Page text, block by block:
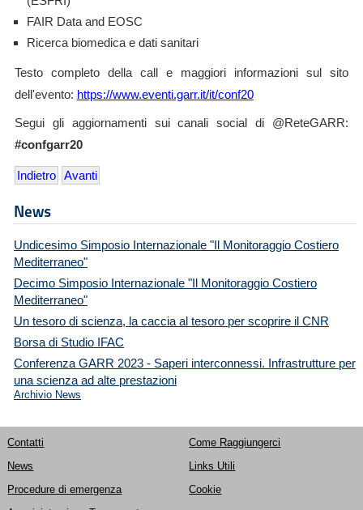
FAIR Data and EOSC
Ricerca biomedica e dati sanitari
Testo completo della call e maggiori informazioni sul sito
dell'evento: https://www.eventi.garr.it/it/conf20
Segui gli aggiornamenti sui canali social di @ReteGARR:
#confgarr20
Indietro Avanti
News
Undicesimo Simposio Internazionale "Il Monitoraggio Costiero
Mediterraneo"
Decimo Simposio Internazionale "Il Monitoraggio Costiero
Mediterraneo"
Un tesoro di scienza, la caccia al tesoro per scoprire il CNR
Borsa di Studio IFAC
Conferenza GARR 2023 - Saperi interconnessi. Infrastrutture per
una scienza ad alte prestazioni
Archivio News
Contatti
Come Raggiungerci
News
Links Utili
Procedure di emergenza
Cookie